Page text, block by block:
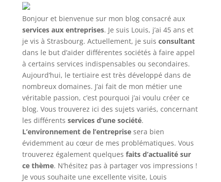
Bonjour et bienvenue sur mon blog consacré aux
services aux entreprises. Je suis Louis, j’ai 45 ans et
je vis à Strasbourg. Actuellement, je suis consultant
dans le but d’aider différentes sociétés à faire appel
à certains services indispensables ou secondaires.
Aujourd’hui, le tertiaire est très développé dans de
nombreux domaines. J’ai fait de mon métier une
véritable passion, c’est pourquoi j’ai voulu créer ce
blog. Vous trouverez ici des sujets variés, concernant
les différents services d’une société.
L’environnement de l’entreprisesera bien
évidemment au cœur de mes problématiques. Vous
trouverez également quelques faits d’actualité sur
ce thème. N’hésitez pas à partager vos impressions !
Je vous souhaite une excellente visite, Louis